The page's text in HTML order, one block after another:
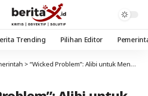
Trending Pilihan Editor
> “Wicked Problem”: Alibi untuk Menutupi Ketidakmampuan Negara